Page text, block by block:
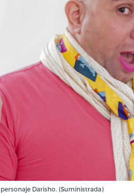
Darisho. (Suministrada)